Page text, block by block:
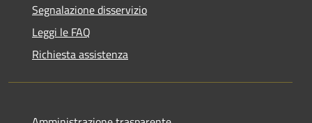
Segnalazione disservizio
Leggi le FAQ
Richiesta assistenza